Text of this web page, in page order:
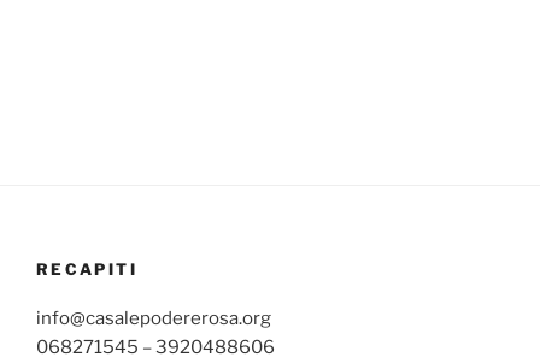
RECAPITI
info@casalepodererosa.org
068271545 – 3920488606